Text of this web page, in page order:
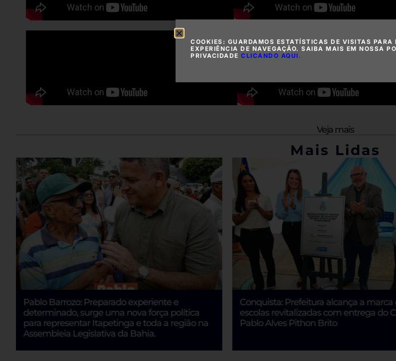
Veja mais
Mais Lidas
Pablo Barrozo: Preparado experiente e
determinado, surge uma nova força política
para representar Itapetinga e toda a região na
Assembleia Legislativa da Bahia.
Conquista: Prefeitura alcança a marca
escolas revitalizadas com entrega do
Pablo Alves Pithon Brito
COOKIES: GUARDAMOS ESTATÍSTICAS DE VISITAS PARA
EXPERIÊNCIA DE NAVEGAÇÃO. SAIBA MAIS EM NOSSA
PRIVACIDADE CLICANDO AQUI .